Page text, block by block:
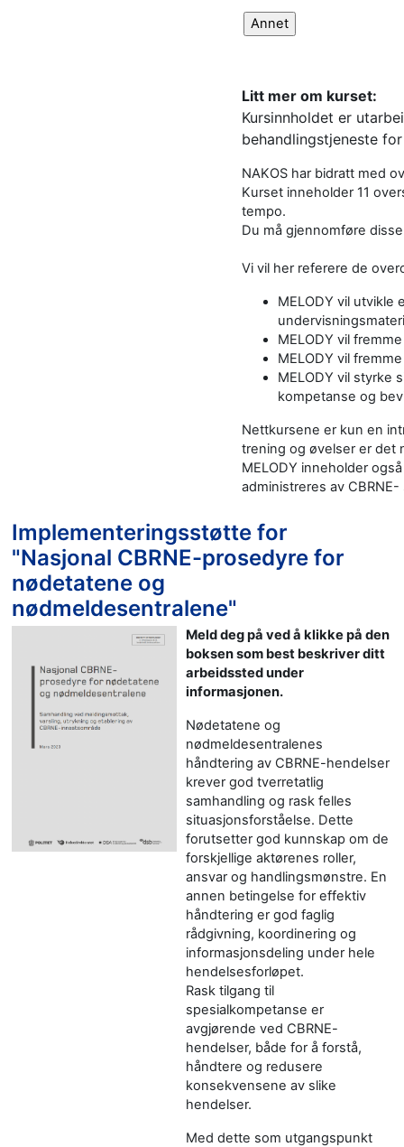
Litt mer om kurset:
Kursinnholdet er
behandlingstjeneste
NAKOS har bidratt med
Kurset inneholder 11
tempo.
Du må gjennomføre
Vi vil her referere de
MELODY vil
MELODY vil
MELODY vil
MELODY vil styrke
kompetanse og
Nettkursene er kun en
trening og øvelser er
MELODY inneholder
administreres av
Implementeringsstøtte for
"Nasjonal CBRNE-prosedyre for
nødetatene og
nødmeldesentralene"
Meld deg på ved å klikke på den
boksen som best beskriver ditt
arbeidssted under
informasjonen.
Nødetatene og
nødmeldesentralenes
håndtering av CBRNE-hendelser
krever god tverretatlig
samhandling og rask felles
situasjonsforståelse. Dette
forutsetter god kunnskap om de
forskjellige aktørenes roller,
ansvar og handlingsmønstre. En
annen betingelse for effektiv
håndtering er god faglig
rådgivning, koordinering og
informasjonsdeling under hele
hendelsesforløpet.
Rask tilgang til
spesialkompetanse er
avgjørende ved CBRNE-
hendelser, både for å forstå,
håndtere og redusere
konsekvensene av slike
hendelser.
Med dette som utgangspunkt